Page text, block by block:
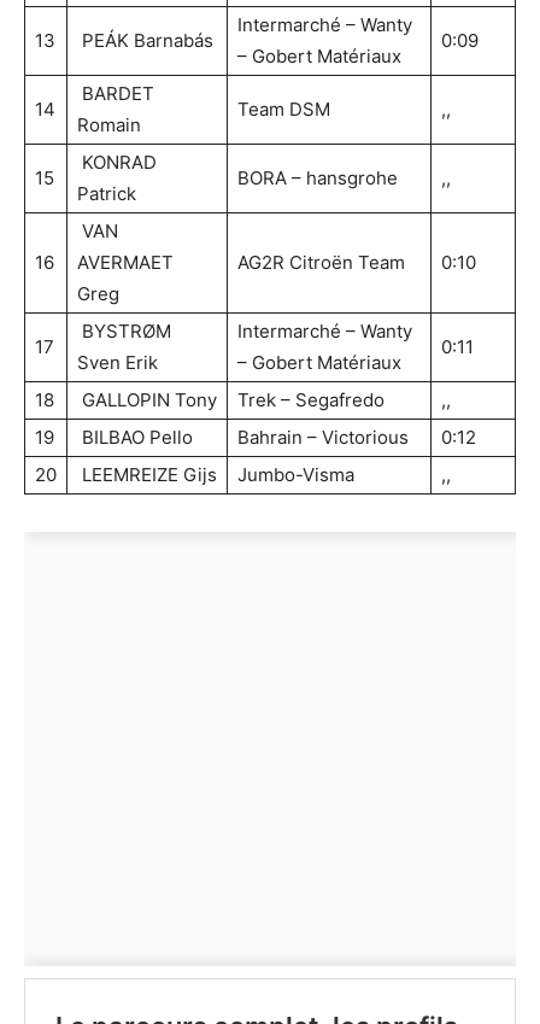
13 PEÁK Barnabás
Intermarché – Wanty
– Gobert Matériaux
0:09
14
BARDET
Romain
Team DSM ,,
15
KONRAD
Patrick
BORA – hansgrohe ,,
16
VAN
AVERMAET
Greg
AG2R Citroën Team 0:10
17
BYSTRØM
Sven Erik
Intermarché – Wanty
– Gobert Matériaux
0:11
18 GALLOPIN Tony Trek – Segafredo
,,
19
BILBAO Pello Bahrain – Victorious
0:12
20
LEEMREIZE Gijs Jumbo-Visma ,,